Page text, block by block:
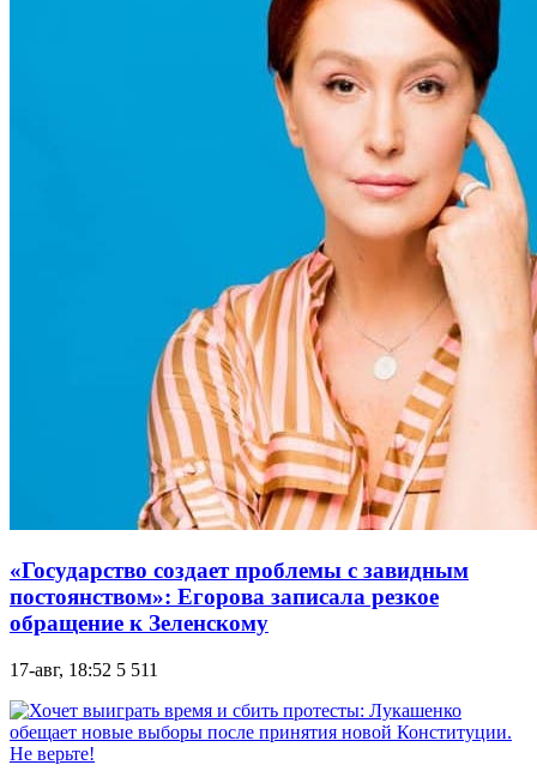
«Государство создает проблемы с завидным
постоянством»: Егорова записала резкое
обращение к Зеленскому
17-авг, 18:52 5 511